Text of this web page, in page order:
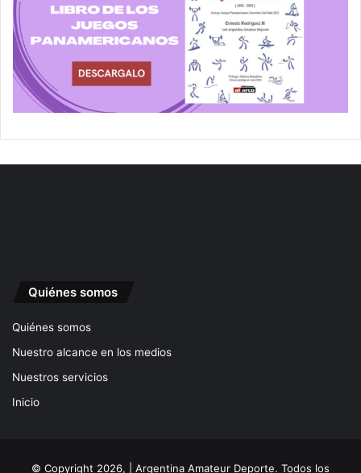
Quiénes somos
Quiénes somos
Nuestro alcance en los medios
Nuestros servicios
Inicio
© Copyright 2026, | Argentina Amateur Deporte. Todos los